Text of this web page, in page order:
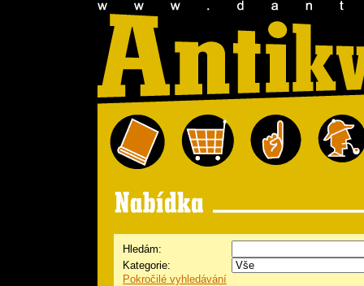
Hledám:
Kategorie:
Pokročilé vyhledávání